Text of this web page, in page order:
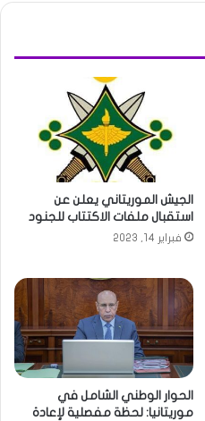
الجيش الموريتاني يعلن عن
استقبال ملفات الاكتتاب للجنود
فبراير 14, 2023
الحوار الوطني الشامل في
موريتانيا: لحظة مفصلية لإعادة